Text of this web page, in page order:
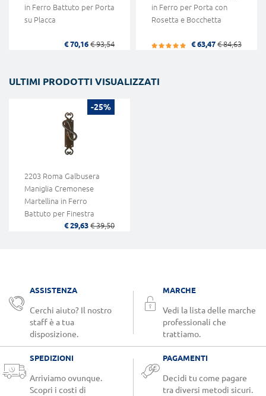
in Ferro Battuto per Porta
su Placca
€ 70,16 € 93,54
in Ferro per Porta con
Rosetta e Bocchetta
€ 63,47 € 84,63
ULTIMI PRODOTTI VISUALIZZATI
-25%
2203 Roma Galbusera
Maniglia Cremonese
Martellina in Ferro
Battuto per Finestra
€ 29,63 € 39,50
ASSISTENZA
Cerchi aiuto? Il nostro
staff è a tua
disposizione.
MARCHE
Vedi la lista delle marche
professionali che
trattiamo.
SPEDIZIONI
Arriviamo ovunque.
Scopri i costi di
PAGAMENTI
Decidi tu come pagare
tra diversi metodi sicuri.